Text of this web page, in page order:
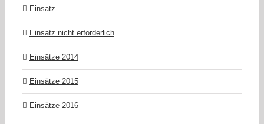
Einsatz
Einsatz nicht erforderlich
Einsätze 2014
Einsätze 2015
Einsätze 2016